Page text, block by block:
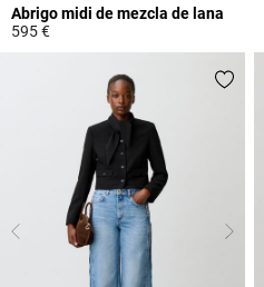
Abrigo midi de mezcla de lana
595 €